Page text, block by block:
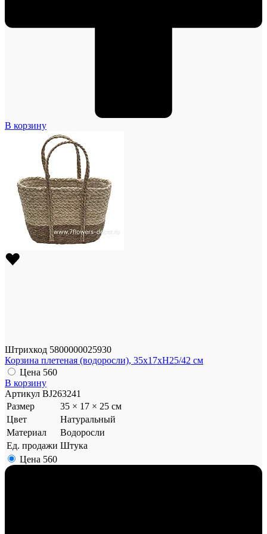
В корзину
Штрихкод 5800000025930
Корзина плетеная (водоросли), 35x17xH25/42 см
Цена 560
В корзину
Артикул BJ263241
Размер
35 × 17 × 25 см
Цвет
Натуральный
Материал
Водоросли
Ед. продажи Штука
Цена 560